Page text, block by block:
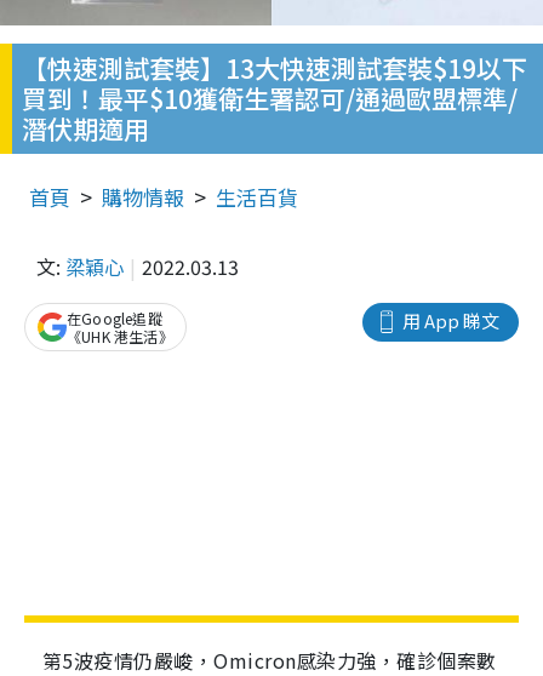
【快速測試套裝】13大快速測試套裝$19以下
買到！最平$10獲衛生署認可/通過歐盟標準/
潛伏期適用
首頁 購物情報 生活百貨
文: 梁穎心 2022.03.13
用 App 睇文
在Google追蹤
《UHK 港生活》
第5波疫情仍嚴峻，Omicron感染力強，確診個案數